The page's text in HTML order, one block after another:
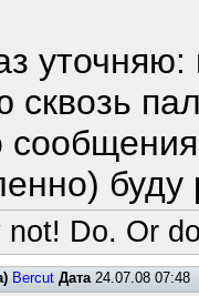
уточняю:
сквозь
буду
not! Do. Or
Bercut Дата24.07.08 07:48